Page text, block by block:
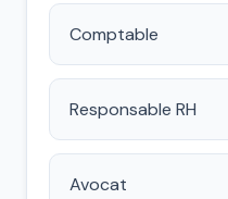
Comptable
Responsable RH
Avocat